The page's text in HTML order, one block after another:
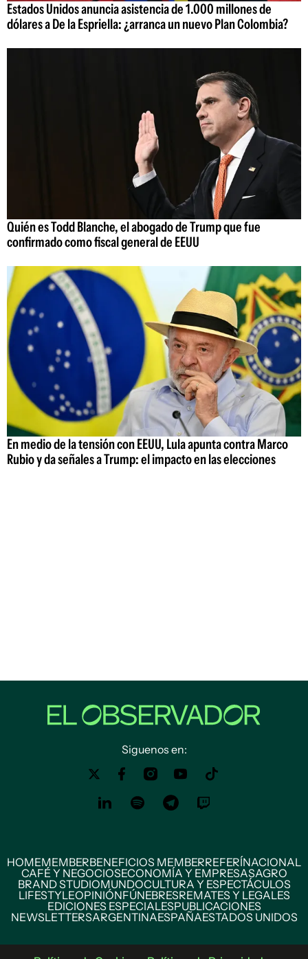
Estados Unidos anuncia asistencia de 1.000 millones de
dólares a De la Espriella: ¿arranca un nuevo Plan Colombia?
Quién es Todd Blanche, el abogado de Trump que fue
confirmado como fiscal general de EEUU
En medio de la tensión con EEUU, Lula apunta contra Marco
Rubio y da señales a Trump: el impacto en las elecciones
Siguenos en:
HOMEMEMBERBENEFICIOS MEMBERREFERÍNACIONAL
CAFÉ Y NEGOCIOSECONOMÍA Y EMPRESASAGRO
BRAND STUDIOMUNDOCULTURA Y ESPECTÁCULOS
LIFESTYLEOPINIÓNFÚNEBRESREMATES Y LEGALES
EDICIONES ESPECIALESPUBLICACIONES
NEWSLETTERSARGENTINAESPAÑAESTADOS UNIDOS